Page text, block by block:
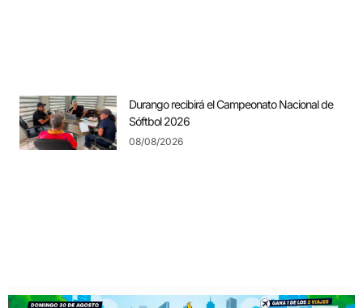
Durango recibirá el Campeonato Nacional de
Sóftbol 2026
08/08/2026